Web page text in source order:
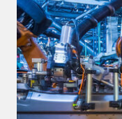
роботов
датчиков,
отслеживают
Они измеряют
узлов, определяют
компонентов,
сварных швов.